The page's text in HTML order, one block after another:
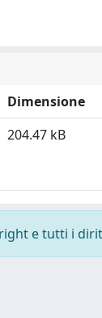
Dimensione
204.47 kB
e tutti i